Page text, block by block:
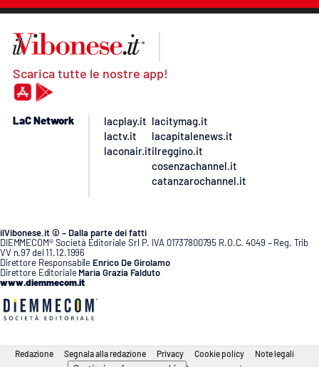
Scarica tutte le nostre app!
LaC Network
lacplay.it
lactv.it
laconair.it
lacitymag.it
lacapitalenews.it
ilreggino.it
cosenzachannel.it
catanzarochannel.it
ilVibonese.it © – Dalla parte dei fatti
DIEMMECOM® Società Editoriale Srl P. IVA 01737800795 R.O.C. 4049 – Reg. Trib
VV n.97 del 11.12.1996
Direttore Responsabile Enrico De Girolamo
Direttore Editoriale Maria Grazia Falduto
www.diemmecom.it
Redazione Segnala alla redazione Privacy Cookie policy Note legali